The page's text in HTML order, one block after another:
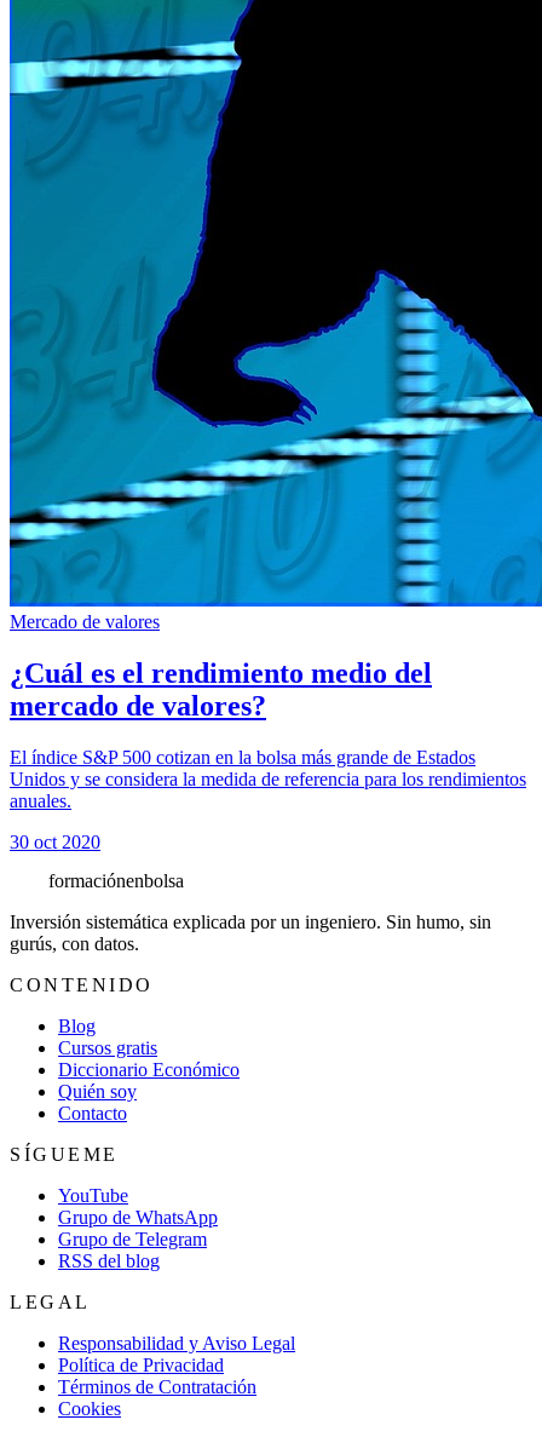
Mercado de valores
¿Cuál es el rendimiento medio del
mercado de valores?
El índice S&P 500 cotizan en la bolsa más grande de Estados
Unidos y se considera la medida de referencia para los rendimientos
anuales.
30 oct 2020
formaciónenbolsa
Inversión sistemática explicada por un ingeniero. Sin humo, sin
gurús, con datos.
CONTENIDO
Blog
Cursos gratis
Diccionario Económico
Quién soy
Contacto
SÍGUEME
YouTube
Grupo de WhatsApp
Grupo de Telegram
RSS del blog
LEGAL
Responsabilidad y Aviso Legal
Política de Privacidad
Términos de Contratación
Cookies